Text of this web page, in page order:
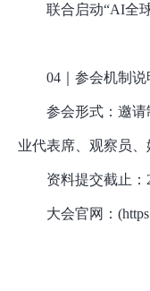
联合启动“AI全
04｜参会机制说
参会形式：邀请
业代表席、观察员、
资料提交截止：
大会官网：